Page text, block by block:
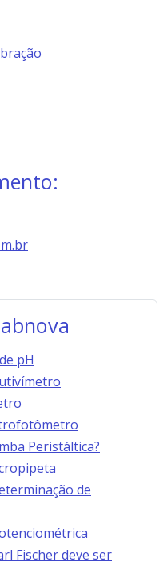
pH
Peristáltica?
de
Fischer deve ser